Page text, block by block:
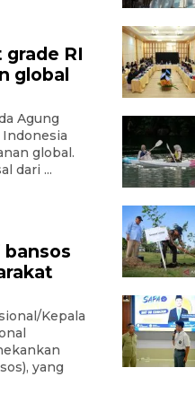
RI
global
Agung
global.
dari ...
Kepala
yang